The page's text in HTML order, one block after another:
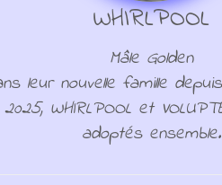
WHIRLPOOL
Mâle Golden
leur nouvelle famille
2025, WHIRLPOOL et
adoptés ensemble.